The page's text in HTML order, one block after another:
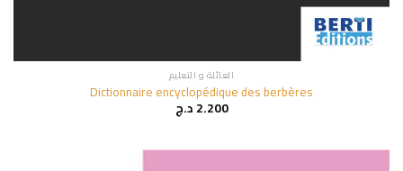
العائلة و التعليم
Dictionnaire encyclopédique des berbères
2.200د.ج